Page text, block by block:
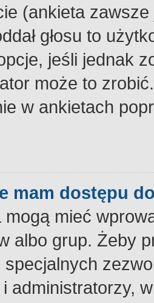
(ankieta
głosu to
jeśli jednak
może to
w ankietach
mam dostępu
mogą mieć
albo grup. Żeby
specjalnych
administratorzy,